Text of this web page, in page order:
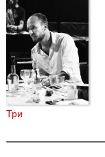
будет складываться
непредсказуемые
диалога.
Три